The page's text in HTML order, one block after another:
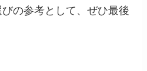
の参考として、ぜひ最後